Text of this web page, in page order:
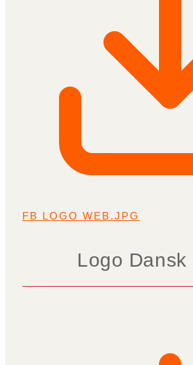
FB LOGO WEB.JPG
Logo Dansk